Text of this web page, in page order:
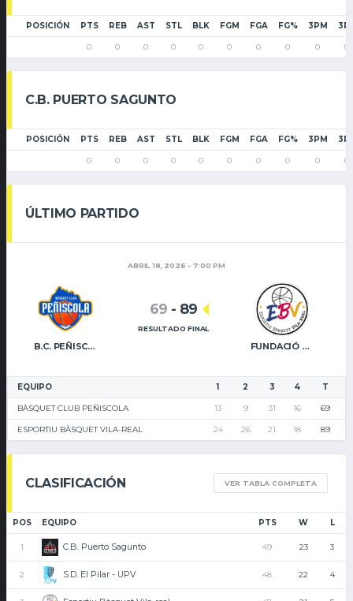
POSICIÓN PTS REB AST STL BLK FGM FGA FG% 3PM
0 0 0 0 0 0 0 0 0 0
C.B. PUERTO SAGUNTO
POSICIÓN PTS REB AST STL BLK FGM FGA FG% 3PM
0 0 0 0 0 0 0 0 0 0
ÚLTIMO PARTIDO
ABRIL 18, 2026 - 7:00 PM
B.C. PEÑISCOLA FUNDACIÓ CAIXA RURAL VILA-REAL
69 - 89
RESULTADO FINAL
EQUIPO 1 2 3 4 T
BÀSQUET CLUB PEÑISCOLA 13 9 31 16 69
ESPORTIU BÀSQUET VILA-REAL 24 26 21 18 89
CLASIFICACIÓN VER TABLA COMPLETA
POS EQUIPO PTS W L
1 C.B. Puerto Sagunto 49 23 3
2 S.D. El Pilar - UPV 48 22 4